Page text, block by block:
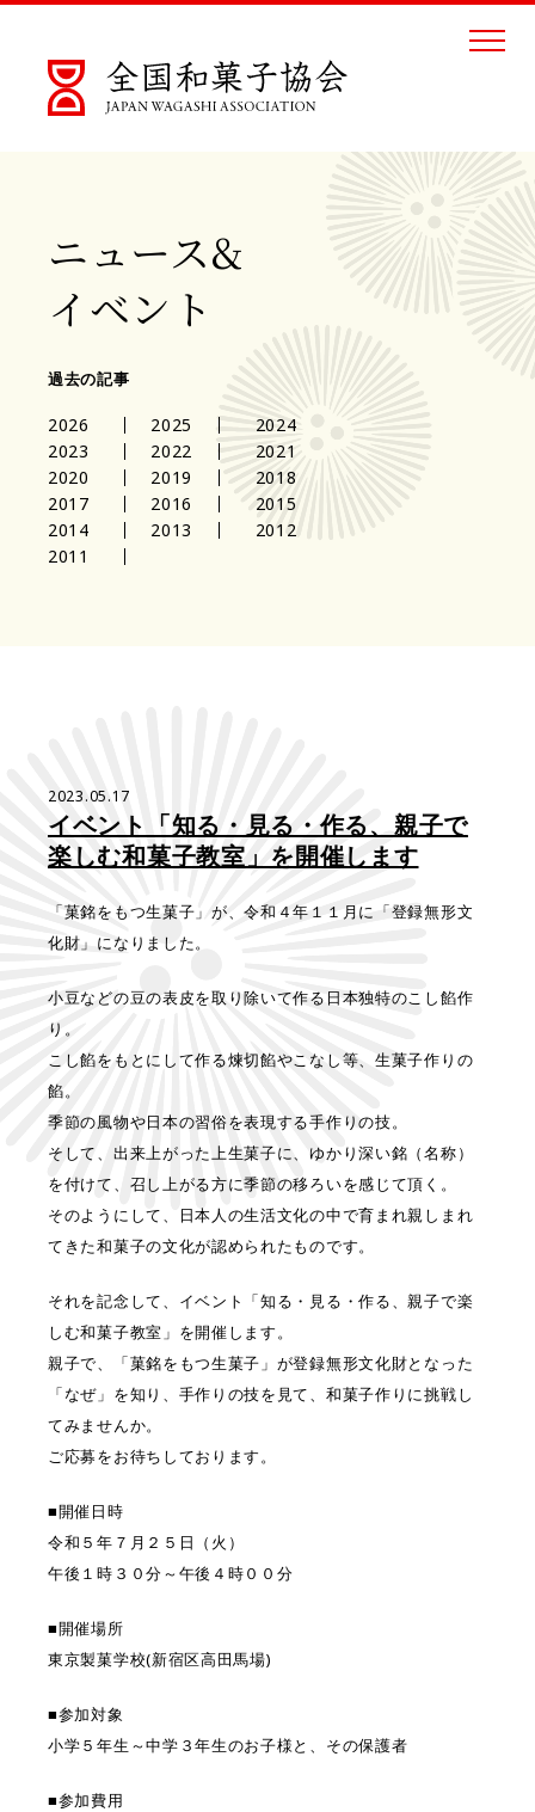
ニュース&
イベント
過去の記事
2026 2025
2024
2023
2022
2021
2020
2019
2018
2017
2016
2015
2014
2013
2012
2011
2023.05.17
イベント「知る・見る・作る、親子で
楽しむ和菓子教室」を開催します
「菓銘をもつ生菓子」が、令和４年１１月に「登録無形文
化財」になりました。
小豆などの豆の表皮を取り除いて作る日本独特のこし餡作
り。
こし餡をもとにして作る煉切餡やこなし等、生菓子作りの
餡。
季節の風物や日本の習俗を表現する手作りの技。
そして、出来上がった上生菓子に、ゆかり深い銘（名称）
を付けて、召し上がる方に季節の移ろいを感じて頂く。
そのようにして、日本人の生活文化の中で育まれ親しまれ
てきた和菓子の文化が認められたものです。
それを記念して、イベント「知る・見る・作る、親子で楽
しむ和菓子教室」を開催します。
親子で、「菓銘をもつ生菓子」が登録無形文化財となった
「なぜ」を知り、手作りの技を見て、和菓子作りに挑戦し
てみませんか。
ご応募をお待ちしております。
■開催日時
令和５年７月２５日（火）
午後１時３０分～午後４時００分
■開催場所
東京製菓学校(新宿区高田馬場)
■参加対象
小学５年生～中学３年生のお子様と、その保護者
■参加費用